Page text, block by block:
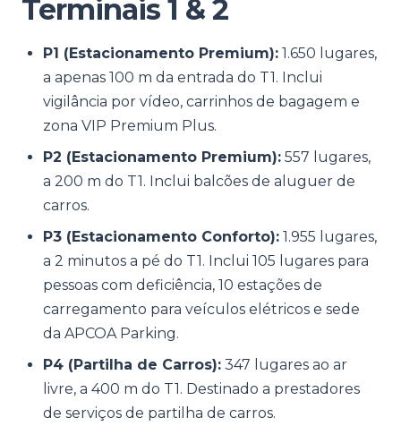
Terminais 1 & 2
P1 (Estacionamento Premium): 1.650 lugares,
a apenas 100 m da entrada do T1. Inclui
vigilância por vídeo, carrinhos de bagagem e
zona VIP Premium Plus.
P2 (Estacionamento Premium): 557 lugares,
a 200 m do T1. Inclui balcões de aluguer de
carros.
P3 (Estacionamento Conforto): 1.955 lugares,
a 2 minutos a pé do T1. Inclui 105 lugares para
pessoas com deficiência, 10 estações de
carregamento para veículos elétricos e sede
da APCOA Parking.
P4 (Partilha de Carros): 347 lugares ao ar
livre, a 400 m do T1. Destinado a prestadores
de serviços de partilha de carros.